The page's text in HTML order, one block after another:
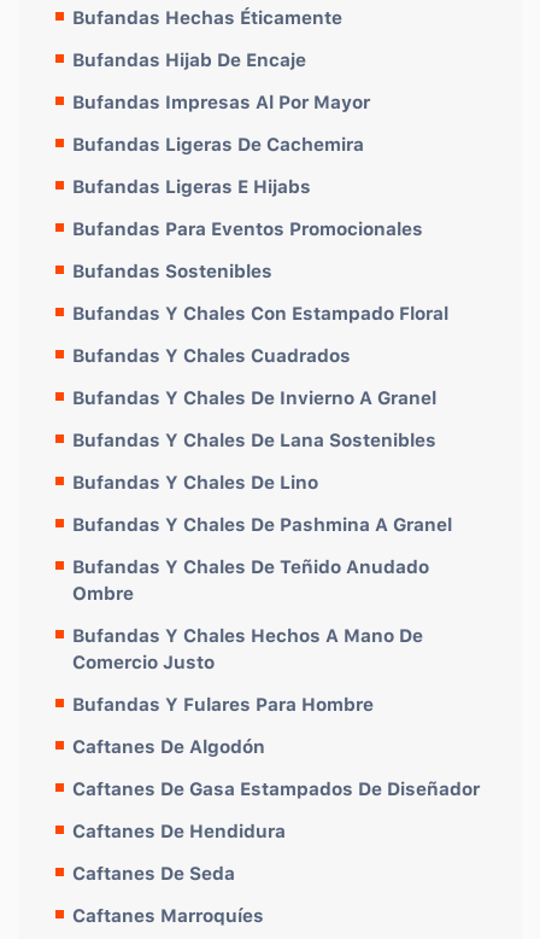
Bufandas Hechas Éticamente
Bufandas Hijab De Encaje
Bufandas Impresas Al Por Mayor
Bufandas Ligeras De Cachemira
Bufandas Ligeras E Hijabs
Bufandas Para Eventos Promocionales
Bufandas Sostenibles
Bufandas Y Chales Con Estampado Floral
Bufandas Y Chales Cuadrados
Bufandas Y Chales De Invierno A Granel
Bufandas Y Chales De Lana Sostenibles
Bufandas Y Chales De Lino
Bufandas Y Chales De Pashmina A Granel
Bufandas Y Chales De Teñido Anudado
Ombre
Bufandas Y Chales Hechos A Mano De
Comercio Justo
Bufandas Y Fulares Para Hombre
Caftanes De Algodón
Caftanes De Gasa Estampados De Diseñador
Caftanes De Hendidura
Caftanes De Seda
Caftanes Marroquíes